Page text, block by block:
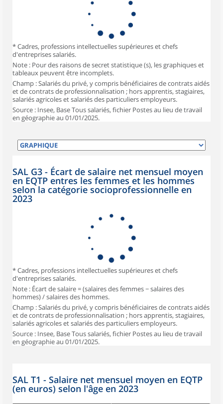
* Cadres, professions intellectuelles supérieures et chefs
d'entreprises salariés.
Note : Pour des raisons de secret statistique (s), les graphiques et
tableaux peuvent être incomplets.
Champ : Salariés du privé, y compris bénéficiaires de contrats aidés
et de contrats de professionnalisation ; hors apprentis, stagiaires,
salariés agricoles et salariés des particuliers employeurs.
Source : Insee, Base Tous salariés, fichier Postes au lieu de travail
en géographie au 01/01/2025.
SAL G3 - Écart de salaire net mensuel moyen
en EQTP entres les femmes et les hommes
selon la catégorie socioprofessionnelle en
2023
* Cadres, professions intellectuelles supérieures et chefs
d'entreprises salariés.
Note : Écart de salaire = (salaires des femmes − salaires des
hommes) / salaires des hommes.
Champ : Salariés du privé, y compris bénéficiaires de contrats aidés
et de contrats de professionnalisation ; hors apprentis, stagiaires,
salariés agricoles et salariés des particuliers employeurs.
Source : Insee, Base Tous salariés, fichier Postes au lieu de travail
en géographie au 01/01/2025.
SAL T1 - Salaire net mensuel moyen en EQTP
(en euros) selon l'âge en 2023